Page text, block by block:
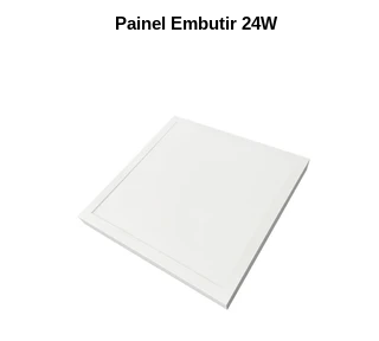
Painel Embutir 24W